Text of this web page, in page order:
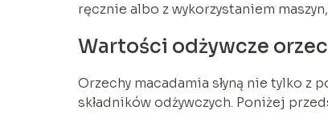
ręcznie albo z wykorzystaniem
Wartości odżywcze
Orzechy macadamia słyną nie tylko
składników odżywczych. Poniżej